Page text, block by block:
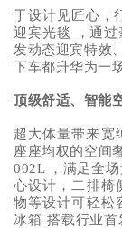
于设计见匠心，
迎宾光毯 ，通
发动态迎宾特效
下车都升华为一
顶级舒适、智能
超大体量带来宽
座座均权的空间
002L ，满足全
心设计，二排椅
物等设计可轻松
冰箱 搭载行业